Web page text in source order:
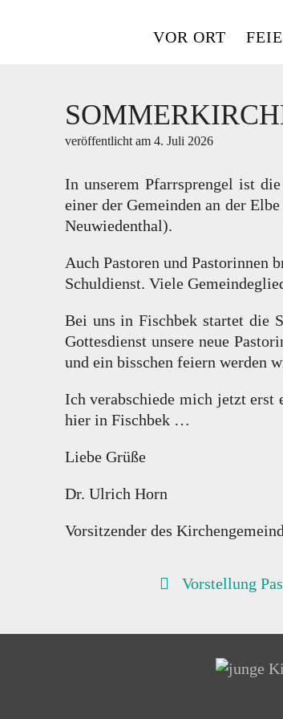
VOR ORT
veröffentlicht am 4. Juli 2026
In unserem Pfarrsprengel ist
einer der Gemeinden an der
Neuwiedenthal).
Auch Pastoren und Pastorinnen
Schuldienst. Viele
Bei uns in Fischbek startet die
Gottesdienst unsere neue
und ein bisschen feiern werden
Ich verabschiede mich jetzt erst
hier in Fischbek …
Liebe Grüße
Dr. Ulrich Horn
Vorsitzender des
BEITRAGSNAVIGATION
Vorstellung